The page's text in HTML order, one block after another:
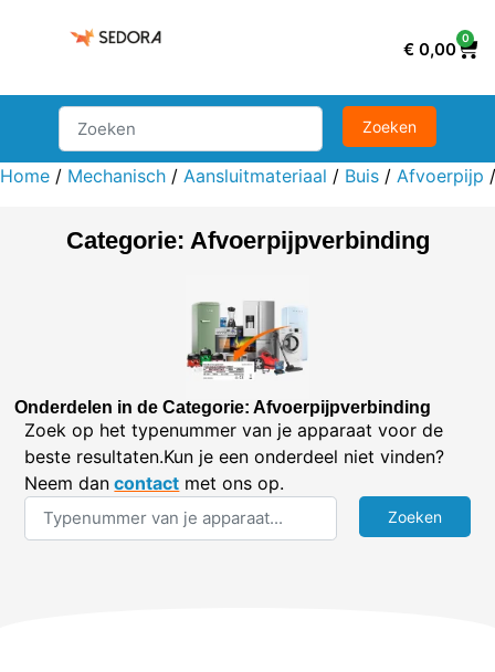
€ 0,00
0
Home / Mechanisch / Aansluitmateriaal / Buis / Afvoerpijp
Categorie: Afvoerpijpverbinding
Onderdelen in de Categorie: Afvoerpijpverbinding
Zoek op het typenummer van je apparaat voor de
beste resultaten.Kun je een onderdeel niet vinden?
Neem dan contact met ons op.